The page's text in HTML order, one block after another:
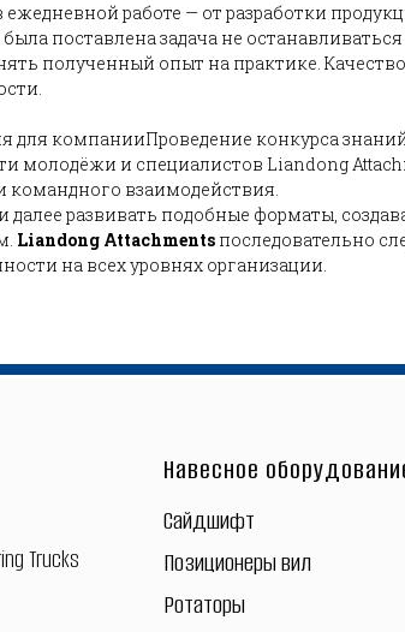
работе — от разработки
поставлена задача не
полученный опыт на практике.
для компанииПроведение конкурса
молодёжи и специалистов Liandong
командного взаимодействия.
развивать подобные форматы,
Liandong Attachments последовательно
на всех уровнях организации.
Trucks
Навесное
Сайдшифт
Позиционеры вил
Ротаторы